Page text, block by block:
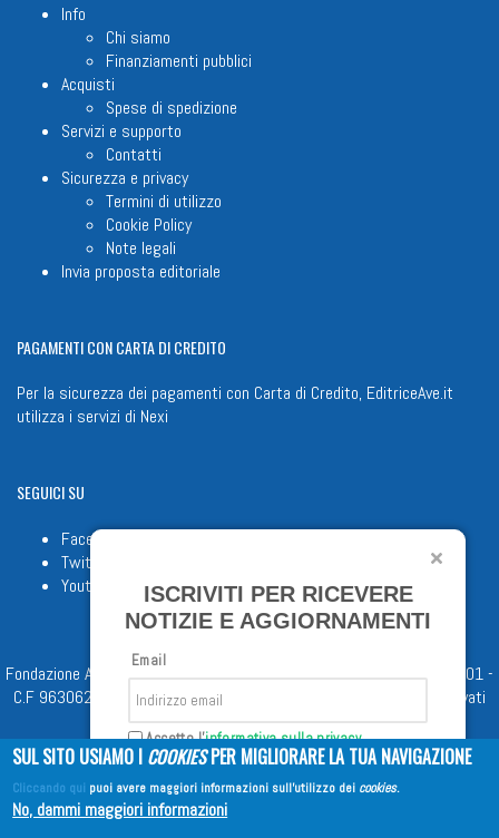
Info
Chi siamo
Finanziamenti pubblici
Acquisti
Spese di spedizione
Servizi e supporto
Contatti
Sicurezza e privacy
Termini di utilizzo
Cookie Policy
Note legali
Invia proposta editoriale
PAGAMENTICON CARTA DI CREDITO
Per la sicurezza dei pagamenti con Carta di Credito, EditriceAve.it
utilizza i servizi di Nexi
SEGUICISU
Facebook
Twitter
Youtube
Fondazione Apostolicam Actuositatem ETS © 2023 - P.I. 05398481001 -
C.F 96306220581 - REA 888781 del 23/02/98 - Tutti i diritti riservati
Copyright © 2026EDITRICE AVE
ISCRIVITI PER RICEVERE
NOTIZIE E AGGIORNAMENTI
Email
Accetto l'informativa sulla privacy
Iscriviti
SUL SITO USIAMO I COOKIESPER MIGLIORARE LA TUA NAVIGAZIONE
Cliccando qui puoi avere maggiori informazioni sull'utilizzo dei cookies.
No, dammi maggiori informazioni